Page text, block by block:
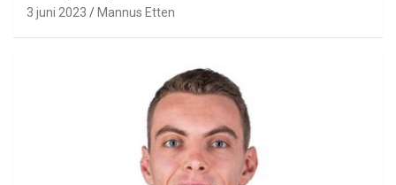
3 juni 2023 Mannus Etten